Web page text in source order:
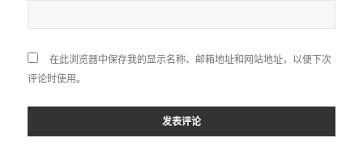
在此浏览器中保存我的显示名称、邮箱地址和网站地址，以便下次
评论时使用。